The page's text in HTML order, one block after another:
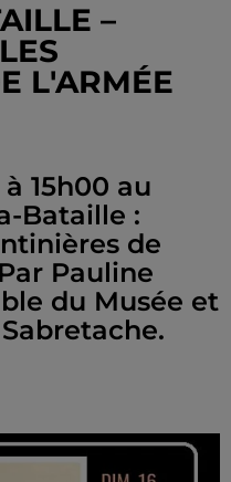
–
L'ARMÉE
15h00 au
Bataille :
de
Pauline
du Musée et